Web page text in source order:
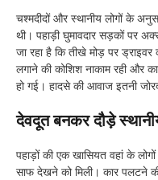
चश्मदीदों और स्थानीय लोगों के
थी। पहाड़ी घुमावदार सड़कों पर
जा रहा है कि तीखे मोड़ पर
लगाने की कोशिश नाकाम रही और
हो गई। हादसे की आवाज इतनी
देवदूत बनकर दौड़े
पहाड़ों की एक खासियत वहां के
साफ देखने को मिली। कार पलटने